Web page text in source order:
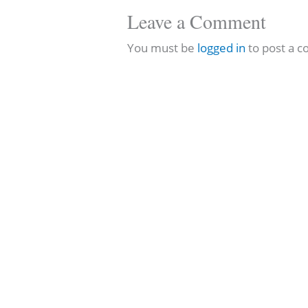
Leave a Comment
You must be logged in to post a